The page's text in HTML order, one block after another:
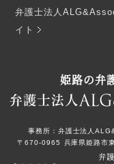
弁護士法人
イト
姫路の弁
事務所： 弁護士法人
〒670-0965
兵庫県姫路市